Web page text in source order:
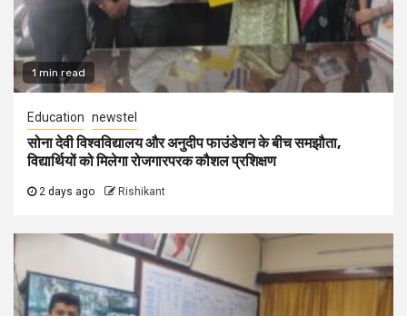
1 min read
Education newstel
सोना देवी विश्वविद्यालय और अनुदीप फाउंडेशन के बीच समझौता,
विद्यार्थियों को मिलेगा रोजगारपरक कौशल प्रशिक्षण
2 days ago Rishikant